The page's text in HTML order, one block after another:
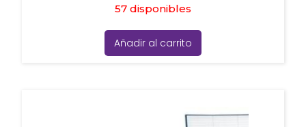
57 disponibles
Añadir al carrito